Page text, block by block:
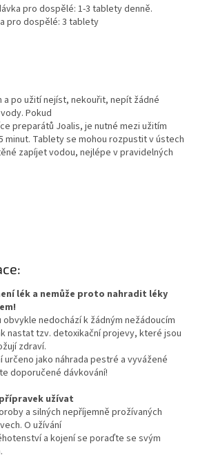
pro dospělé: 1-3 tablety denně.
pro dospělé: 3 tablety
a po užití nejíst, nekouřit, nepít žádné
Pokud
preparátů Joalis, je nutné mezi užitím
minut. Tablety se mohou rozpustit v ústech
zapíjet vodou, nejlépe v pravidelných
lék a nemůže proto nahradit léky
obvykle nedochází k žádným nežádoucím
nastat tzv. detoxikační projevy, které jsou
zdraví.
určeno jako náhrada pestré a vyvážené
doporučené dávkování!
užívat
a silných nepříjemně prožívaných
O užívání
a kojení se poraďte se svým